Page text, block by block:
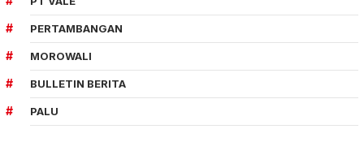
PERTAMBANGAN
MOROWALI
BULLETIN BERITA
PALU